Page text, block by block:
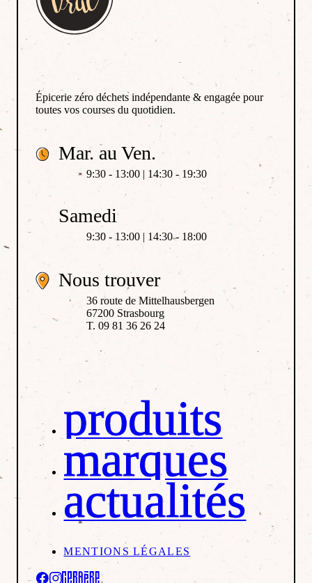
Épicerie zéro déchets indépendante & engagée pour
toutes vos courses du quotidien.
Mar. au Ven.
9:30 - 13:00 | 14:30 - 19:30
Samedi
9:30 - 13:00 | 14:30 - 18:00
Nous trouver
36 route de Mittelhausbergen
67200 Strasbourg
T. 09 81 36 26 24
produits
marques
actualités
MENTIONS LÉGALES